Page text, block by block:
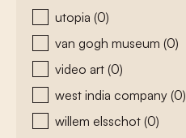
utopia (0)
van gogh museum (0)
video art (0)
west india company (0)
willem elsschot (0)